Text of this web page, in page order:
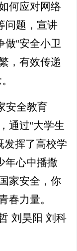
何应对网络
问题，宣讲
做“安全小卫
，有效传递
安全教育
通过“大学生
发挥了高校学
年心中播撒
家安全，你
春力量。
刘昊阳 刘科